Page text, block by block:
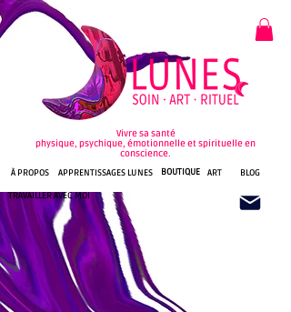
Vivre sa santé
physique, psychique, émotionnelle et spirituelle en
conscience.
À PROPOS
APPRENTISSAGES LUNES
TRAVAILLER AVEC MOI
ART
BOUTIQUE BLOG